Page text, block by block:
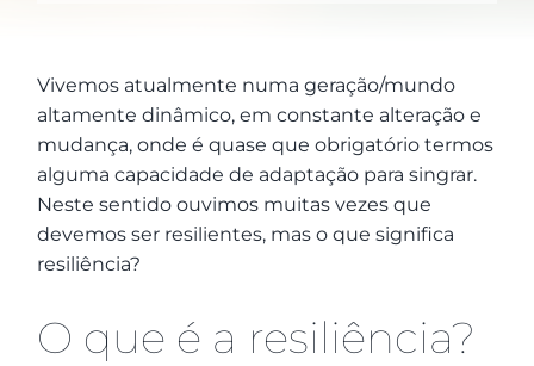
Vivemos atualmente numa geração/mundo
altamente dinâmico, em constante alteração e
mudança, onde é quase que obrigatório termos
alguma capacidade de adaptação para singrar.
Neste sentido ouvimos muitas vezes que
devemos ser resilientes, mas o que significa
resiliência?
O que é a resiliência?